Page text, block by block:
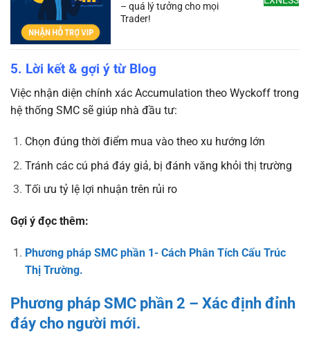
– quá lý tưởng cho mọi
Trader!
5. Lời kết & gợi ý từ Blog
Việc nhận diện chính xác Accumulation theo Wyckoff trong
hệ thống SMC sẽ giúp nhà đầu tư:
Chọn đúng thời điểm mua vào theo xu hướng lớn
Tránh các cú phá đáy giả, bị đánh văng khỏi thị trường
Tối ưu tỷ lệ lợi nhuận trên rủi ro
Gợi ý đọc thêm:
Phương pháp SMC phần 1- Cách Phân Tích Cấu Trúc
Thị Trường.
Phương pháp SMC phần 2 – Xác định đỉnh
đáy cho người mới.